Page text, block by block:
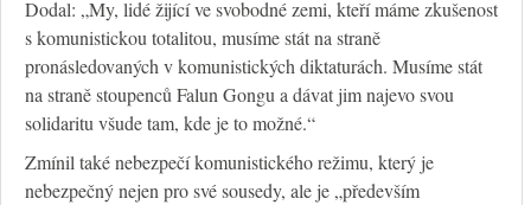
Dodal: „My, lidé žijící ve svobodné zemi, kteří máme zkušenost
s komunistickou totalitou, musíme stát na straně
pronásledovaných v komunistických diktaturách. Musíme stát
na straně stoupenců Falun Gongu a dávat jim najevo svou
solidaritu všude tam, kde je to možné.“
Zmínil také nebezpečí komunistického režimu, který je
nebezpečný nejen pro své sousedy, ale je „především